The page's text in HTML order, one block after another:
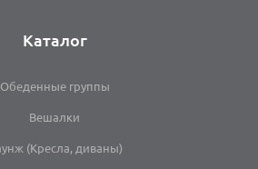
Каталог
Обеденные группы
Вешалки
(Кресла, диваны)